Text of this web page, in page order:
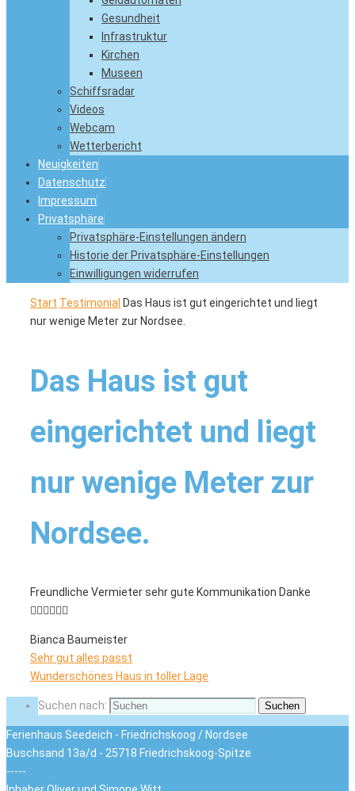
Gesundheit
Infrastruktur
Kirchen
Museen
Schiffsradar
Videos
Webcam
Wetterbericht
Neuigkeiten
Datenschutz
Impressum
Privatsphäre
Privatsphäre-Einstellungen ändern
Historie der Privatsphäre-Einstellungen
Einwilligungen widerrufen
Start Testimonial Das Haus ist gut eingerichtet und liegt
nur wenige Meter zur Nordsee.
Das Haus ist gut
eingerichtet und liegt
nur wenige Meter zur
Nordsee.
Freundliche Vermieter sehr gute Kommunikation Danke
👍🏻👍🏻👍🏻
Bianca Baumeister
Sehr gut alles passt
Wunderschönes Haus in toller Lage
Suchen nach: Suchen
Ferienhaus Seedeich - Friedrichskoog / Nordsee
Buschsand 13a/d - 25718 Friedrichskoog-Spitze
-----